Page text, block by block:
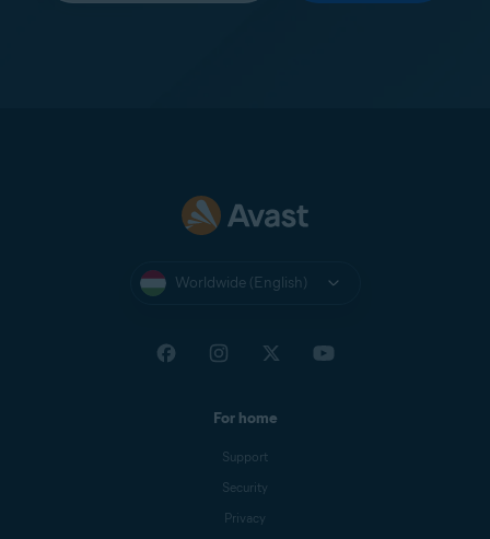
Worldwide (English)
For home
Support
Security
Privacy